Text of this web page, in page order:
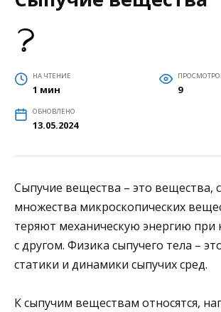
НА ЧТЕНИЕ
1 мин 9
ОБНОВЛЕНО
13.05.2024
Сыпучие вещества – это вещества,
множества микроскопических
теряют механическую энергию при
с другом. Физика сыпучего тела –
статики и динамики сыпучих сред.
К сыпучим веществам относятся,